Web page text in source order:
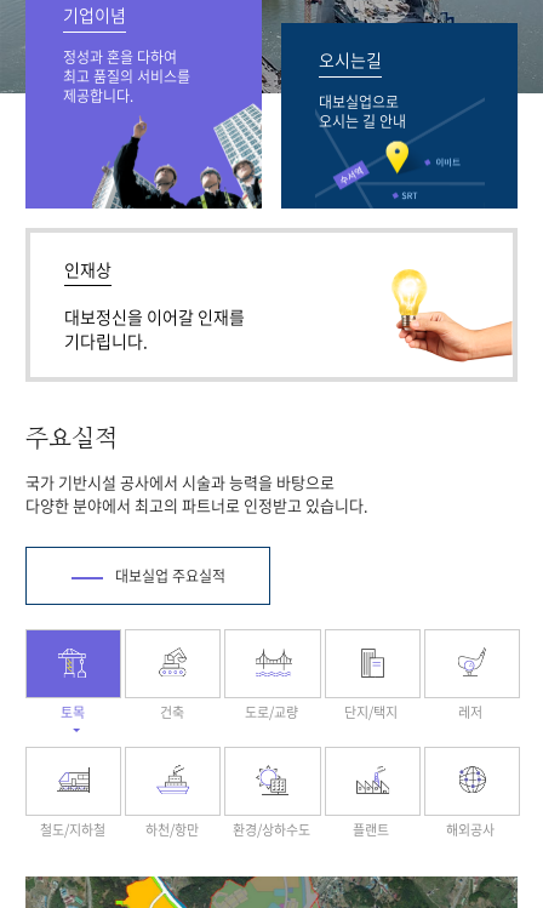
기업이념
정성과 혼을 다하여
최고 품질의 서비스를
제공합니다.
오시는길
대보실업으로
오시는 길 안내
인재상
대보정신을 이어갈 인재를
기다립니다.
주요실적
국가 기반시설 공사에서 시술과 능력을 바탕으로
다양한 분야에서 최고의 파트너로 인정받고 있습니다.
대보실업 주요실적
토목 건축 도로/교량 단지/택지 레저
철도/지하철 하천/항만 환경/상하수도 플랜트 해외공사